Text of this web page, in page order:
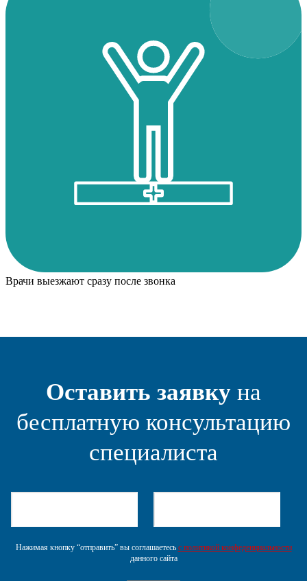
Врачи выезжают сразу после звонка
Оставить заявку на
бесплатную консультацию
специалиста
Нажимая кнопку “отправить” вы соглашаетесь с политикой конфеденциальности
данного сайта